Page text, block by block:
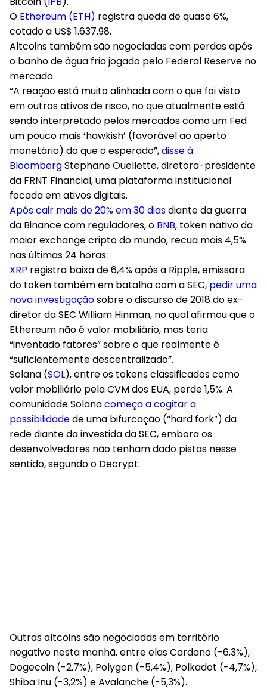
O Ethereum (ETH) registra queda de quase 6%,
cotado a US$ 1.637,98.
Altcoins também são negociadas com perdas após
o banho de água fria jogado pelo Federal Reserve no
mercado.
“A reação está muito alinhada com o que foi visto
em outros ativos de risco, no que atualmente está
sendo interpretado pelos mercados como um Fed
um pouco mais ‘hawkish’ (favorável ao aperto
monetário) do que o esperado”,disse à
BloombergStephane Ouellette, diretora-presidente
da FRNT Financial, uma plataforma institucional
focada em ativos digitais.
Após cair mais de 20% em 30 diasdiante da guerra
da Binance com reguladores, o BNB, token nativo da
maior exchange cripto do mundo, recua mais 4,5%
nas últimas 24 horas.
XRP registra baixa de 6,4% após a Ripple, emissora
do token também em batalha com a SEC, pedir uma
nova investigaçãosobre o discurso de 2018 do ex-
diretor da SEC William Hinman, no qual afirmou que o
Ethereum não é valor mobiliário, mas teria
“inventado fatores” sobre o que realmente é
“suficientemente descentralizado”.
Solana (SOL), entre os tokens classificados como
valor mobiliário pela CVM dos EUA, perde 1,5%. A
comunidade Solanacomeça a cogitar a
possibilidadede uma bifurcação (“hard fork”) da
rede diante da investida da SEC, embora os
desenvolvedores não tenham dado pistas nesse
sentido, segundo o Decrypt.
Outras altcoins são negociadas em território
negativo nesta manhã, entre elas Cardano (-6,3%),
Dogecoin (-2,7%), Polygon (-5,4%), Polkadot (-4,7%),
Shiba Inu (-3,2%) e Avalanche (-5,3%).